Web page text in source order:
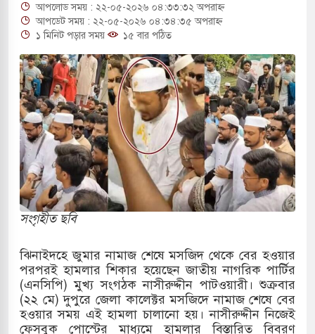
কাছে দোয়া চাইলেন প্রধানমন্ত্রী তারেক রহমান
সফরে দক্ষিণ সুদান ও আবেই গেলেন সেনাপ্রধান
ফ্রি ব্যবহারকারীদের জন্য মেসেজ লিমিট তুলে নিল
পাকিস্তানি হাইকমিশনারের বাসভবনে আগুন, আইসিইউতে
হয়ে আসছে ‘স্পেশাল রেসপন্স ব্যাটালিয়ন
বাসের মুখোমুখি সংঘর্ষে ৯ জন নিহত
৬ শ্রমিক নিহত, আহত ১৫
নিয়ন্ত্রণে দেড় হাজার মসজিদ থেকে মাইক
আপলোড সময় : ২২-০৫-২০২৬ ০৪:৩৩:৩২ অপরাহ্ন
আপডেট সময় : ২২-০৫-২০২৬ ০৪:৩৪:৩৫ অপরাহ্ন
১ মিনিট পড়ার সময়
১৫ বার পঠিত
সংগৃহীত ছবি
ঝিনাইদহে জুমার নামাজ শেষে মসজিদ থেকে বের হওয়ার
পরপরই হামলার শিকার হয়েছেন জাতীয় নাগরিক পার্টির
(এনসিপি) মুখ্য সংগঠক নাসীরুদ্দীন পাটওয়ারী। শুক্রবার
(২২ মে) দুপুরে জেলা কালেক্টর মসজিদে নামাজ শেষে বের
হওয়ার সময় এই হামলা চালানো হয়। নাসীরুদ্দীন নিজেই
ফেসবুক পোস্টের মাধ্যমে হামলার বিস্তারিত বিবরণ